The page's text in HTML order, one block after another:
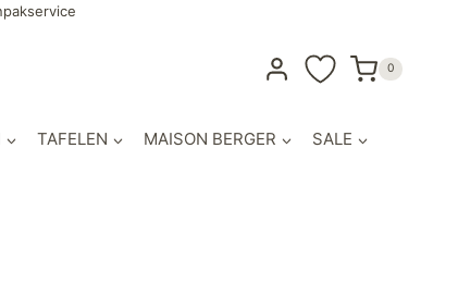
0
TAFELEN MAISON BERGER SALE